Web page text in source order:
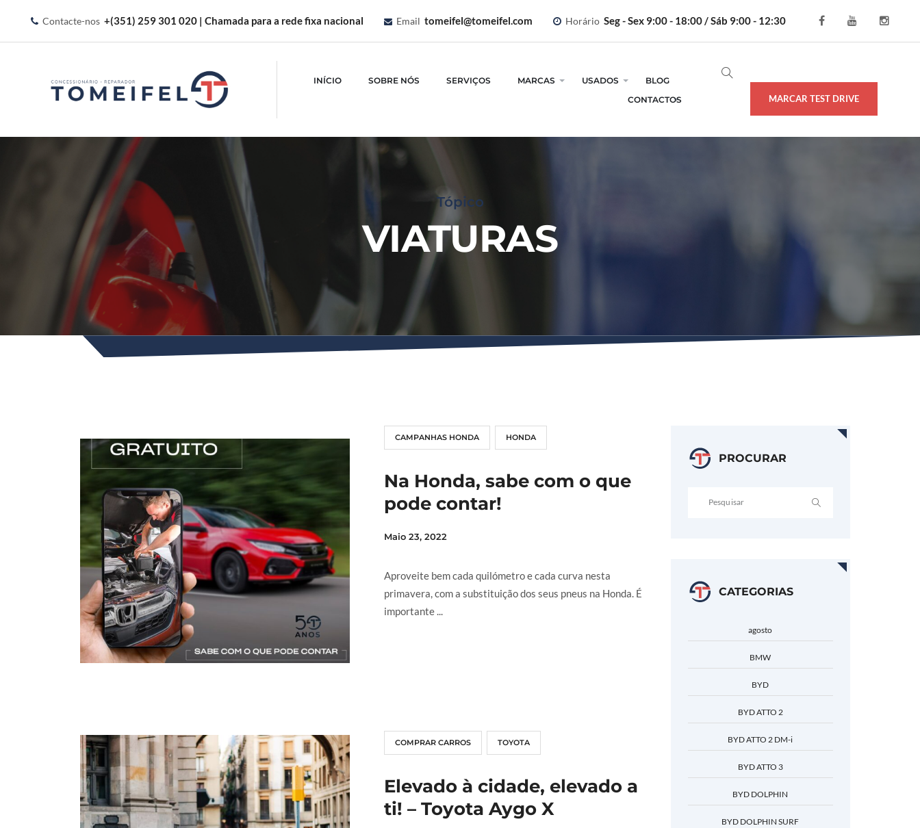
Contacte-nos +(351) 259 301 020 | Chamada para a rede fixa nacional Email tomeifel@tomeifel.com Horário Seg - Sex 9:00 - 18:00 / Sáb 9:00 - 12:30
INÍCIO SOBRE NÓS SERVIÇOS MARCAS USADOS
BLOG
CONTACTOS
MARCAR TEST DRIVE
Tópico
VIATURAS
CAMPANHAS HONDA HONDA
Na Honda, sabe com o que
pode contar!
Maio 23, 2022
Aproveite bem cada quilómetro e cada curva nesta
primavera, com a substituição dos seus pneus na Honda. É
importante ...
COMPRAR CARROS TOYOTA
Elevado à cidade, elevado a
ti! – Toyota Aygo X
PROCURAR
CATEGORIAS
agosto
BMW
BYD
BYD ATTO 2
BYD ATTO 2 DM-i
BYD ATTO 3
BYD DOLPHIN
BYD DOLPHIN SURF